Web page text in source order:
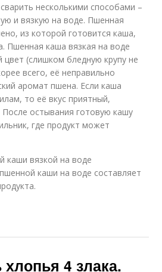
несколькими способами –
и вязкую на воде. Пшенная
из которой готовится каша,
Пшенная каша вязкая на воде
(слишком бледную крупу не
всего, её неправильно
аромат пшена. Если каша
то её вкус приятный,
После остывания готовую кашу
где продукт может
каши вязкой на воде
каши на воде составляет
хлопья 4 злака.